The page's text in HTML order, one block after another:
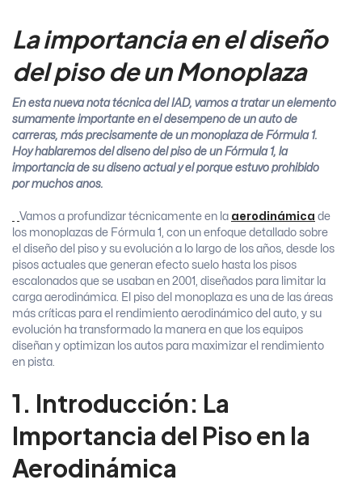
La importancia en el diseño
del piso de un Monoplaza
En esta nueva nota técnica del IAD, vamos a tratar un elemento
sumamente importante en el desempeño de un auto de
carreras, más precisamente de un monoplaza de Fórmula 1.
Hoy hablaremos del diseño del piso de un Fórmula 1, la
importancia de su diseño actual y el porque estuvo prohibido
por muchos años.
Vamos a profundizar técnicamente en la aerodinámica de
los monoplazas de Fórmula 1, con un enfoque detallado sobre
el diseño del piso y su evolución a lo largo de los años, desde los
pisos actuales que generan efecto suelo hasta los pisos
escalonados que se usaban en 2001, diseñados para limitar la
carga aerodinámica. El piso del monoplaza es una de las áreas
más críticas para el rendimiento aerodinámico del auto, y su
evolución ha transformado la manera en que los equipos
diseñan y optimizan los autos para maximizar el rendimiento
en pista.
1. Introducción: La
Importancia del Piso en la
Aerodinámica